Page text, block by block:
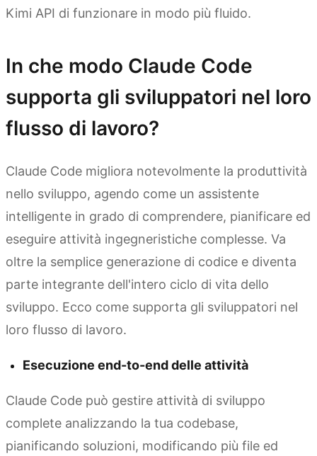
Kimi API di funzionare in modo più fluido.
In che modo Claude Code
supporta gli sviluppatori nel loro
flusso di lavoro?
Claude Code migliora notevolmente la produttività
nello sviluppo, agendo come un assistente
intelligente in grado di comprendere, pianificare ed
eseguire attività ingegneristiche complesse. Va
oltre la semplice generazione di codice e diventa
parte integrante dell'intero ciclo di vita dello
sviluppo. Ecco come supporta gli sviluppatori nel
loro flusso di lavoro.
Esecuzione end-to-end delle attività
Claude Code può gestire attività di sviluppo
complete analizzando la tua codebase,
pianificando soluzioni, modificando più file ed